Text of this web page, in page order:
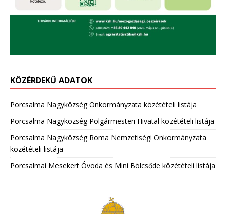
KÖZÉRDEKŰ ADATOK
Porcsalma Nagyközség Önkormányzata közétételi listája
Porcsalma Nagyközség Polgármesteri Hivatal közétételi listája
Porcsalma Nagyközség Roma Nemzetiségi Önkormányzata
közétételi listája
Porcsalmai Mesekert Óvoda és Mini Bölcsőde közétételi listája